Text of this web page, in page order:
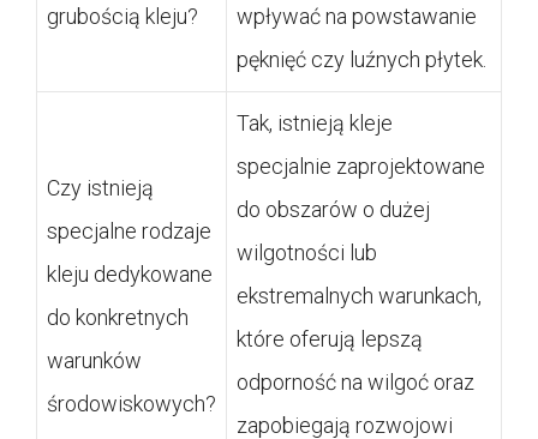
grubością kleju?
wpływać na powstawanie
pęknięć czy luźnych płytek.
Czy istnieją
specjalne rodzaje
kleju dedykowane
do konkretnych
warunków
środowiskowych?
Tak, istnieją kleje
specjalnie zaprojektowane
do obszarów o dużej
wilgotności lub
ekstremalnych warunkach,
które oferują lepszą
odporność na wilgoć oraz
zapobiegają rozwojowi